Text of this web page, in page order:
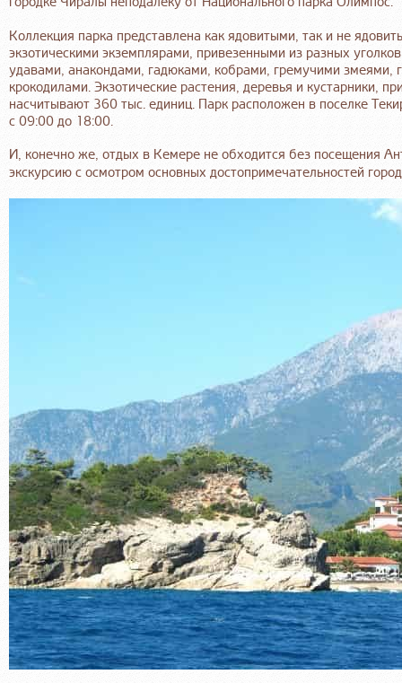
Коллекция парка представлена как ядовитыми, так и не
экзотическими экземплярами, привезенными из разных
удавами, анакондами, гадюками, кобрами, гремучими змеями,
крокодилами. Экзотические растения, деревья и кустарники,
насчитывают 360 тыс. единиц. Парк расположен в поселке
с 09:00 до 18:00.
И, конечно же, отдых в Кемере не обходится без посещения
экскурсию с осмотром основных достопримечательностей